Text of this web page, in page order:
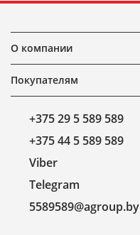
О компании
Покупателям
+375 29 5 589 589
+375 44 5 589 589
Viber
Telegram
5589589@agroup.by